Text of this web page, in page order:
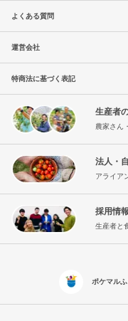
よくある質問
運営会社
特商法に基づく表記
生産者
農家さん
法人・
アライア
採用情報
生産者と
ポケマル